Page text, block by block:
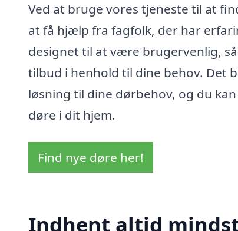
Ved at bruge vores tjeneste til at
at få hjælp fra fagfolk, der har
designet til at være brugervenlig,
tilbud i henhold til dine behov. Det
løsning til dine dørbehov, og du
døre i dit hjem.
Find nye døre her!
Indhent altid